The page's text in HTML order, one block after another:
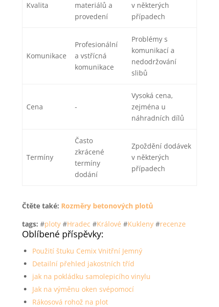
Kvalita
materiálů a
provedení
v některých
případech
Komunikace
Profesionální
a vstřícná
komunikace
Problémy s
komunikací a
nedodržování
slibů
Cena -
Vysoká cena,
zejména u
náhradních dílů
Termíny
Často
zkrácené
termíny
dodání
Zpoždění dodávek
v některých
případech
Čtěte také: Rozměry betonových plotů
tags: #ploty#Hradec #Králové #Kukleny#recenze
Oblíbené příspěvky:
Použití štuku Cemix Vnitřní Jemný
Detailní přehled jakostních tříd
jak na pokládku samolepicího vinylu
Jak na výměnu oken svépomocí
Rákosová rohož na plot